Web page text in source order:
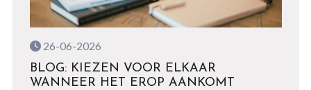
26-06-2026
BLOG: KIEZEN VOOR ELKAAR
WANNEER HET EROP AANKOMT